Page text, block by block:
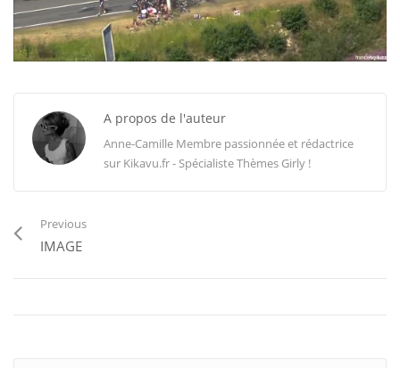
A propos de l'auteur
Anne-Camille Membre passionnée et rédactrice
sur Kikavu.fr - Spécialiste Thèmes Girly !
Previous
IMAGE